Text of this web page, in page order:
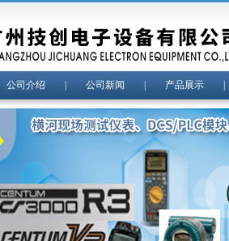
公司介绍 公司新闻 产品展示